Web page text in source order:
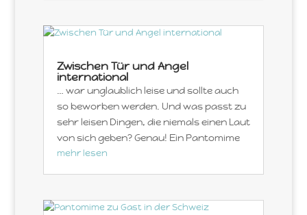
Zwischen Tür und Angel
international
… war unglaublich leise und sollte auch
so beworben werden. Und was passt zu
sehr leisen Dingen, die niemals einen Laut
von sich geben? Genau! Ein Pantomime
mehr lesen